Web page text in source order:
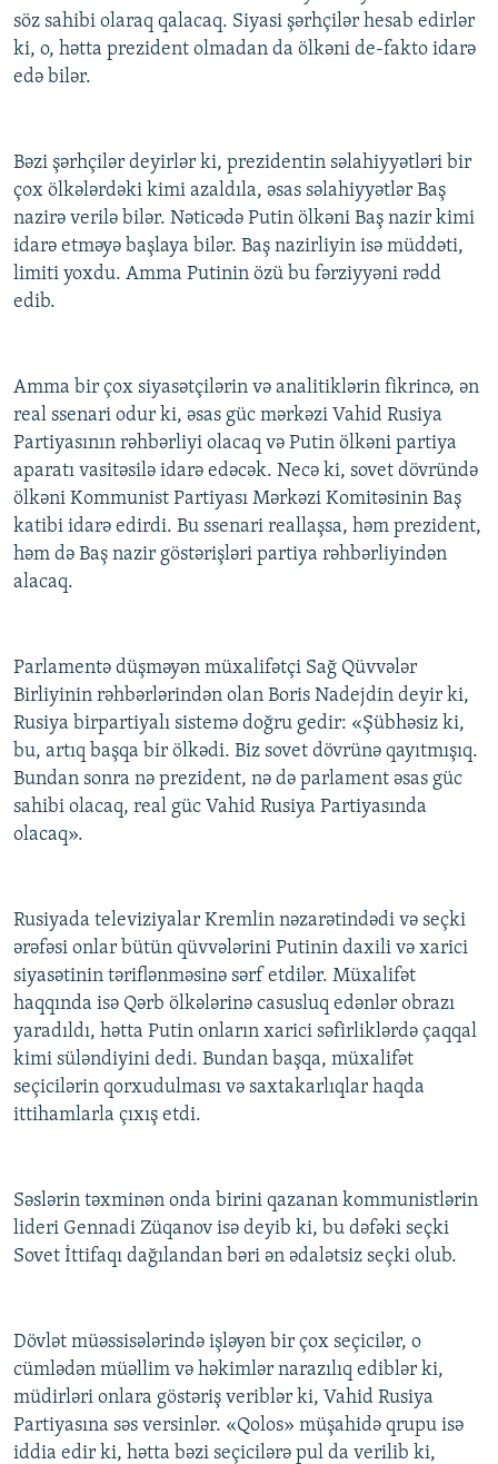
söz sahibi olaraq qalacaq. Siyasi şərhçilər hesab edirlər
ki, o, hətta prezident olmadan da ölkəni de-fakto idarə
edə bilər.
Bəzi şərhçilər deyirlər ki, prezidentin səlahiyyətləri bir
çox ölkələrdəki kimi azaldıla, əsas səlahiyyətlər Baş
nazirə verilə bilər. Nəticədə Putin ölkəni Baş nazir kimi
idarə etməyə başlaya bilər. Baş nazirliyin isə müddəti,
limiti yoxdu. Amma Putinin özü bu fərziyyəni rədd
edib.
Amma bir çox siyasətçilərin və analitiklərin fikrincə, ən
real ssenari odur ki, əsas güc mərkəzi Vahid Rusiya
Partiyasının rəhbərliyi olacaq və Putin ölkəni partiya
aparatı vasitəsilə idarə edəcək. Necə ki, sovet dövründə
ölkəni Kommunist Partiyası Mərkəzi Komitəsinin Baş
katibi idarə edirdi. Bu ssenari reallaşsa, həm prezident,
həm də Baş nazir göstərişləri partiya rəhbərliyindən
alacaq.
Parlamentə düşməyən müxalifətçi Sağ Qüvvələr
Birliyinin rəhbərlərindən olan Boris Nadejdin deyir ki,
Rusiya birpartiyalı sistemə doğru gedir: «Şübhəsiz ki,
bu, artıq başqa bir ölkədi. Biz sovet dövrünə qayıtmışıq.
Bundan sonra nə prezident, nə də parlament əsas güc
sahibi olacaq, real güc Vahid Rusiya Partiyasında
olacaq».
Rusiyada televiziyalar Kremlin nəzarətindədi və seçki
ərəfəsi onlar bütün qüvvələrini Putinin daxili və xarici
siyasətinin təriflənməsinə sərf etdilər. Müxalifət
haqqında isə Qərb ölkələrinə casusluq edənlər obrazı
yaradıldı, hətta Putin onların xarici səfirliklərdə çaqqal
kimi süləndiyini dedi. Bundan başqa, müxalifət
seçicilərin qorxudulması və saxtakarlıqlar haqda
ittihamlarla çıxış etdi.
Səslərin təxminən onda birini qazanan kommunistlərin
lideri Gennadi Züqanov isə deyib ki, bu dəfəki seçki
Sovet İttifaqı dağılandan bəri ən ədalətsiz seçki olub.
Dövlət müəssisələrində işləyən bir çox seçicilər, o
cümlədən müəllim və həkimlər narazılıq ediblər ki,
müdirləri onlara göstəriş veriblər ki, Vahid Rusiya
Partiyasına səs versinlər. «Qolos» müşahidə qrupu isə
iddia edir ki, hətta bəzi seçicilərə pul da verilib ki,